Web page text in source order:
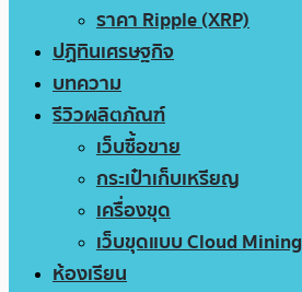
ราคา Ripple (XRP)
ปฏิทินเศรษฐกิจ
บทความ
รีวิวผลิตภัณฑ์
เว็บซื้อขาย
กระเป๋าเก็บเหรียญ
เครื่องขุด
เว็บขุดแบบ Cloud Mining
ห้องเรียน